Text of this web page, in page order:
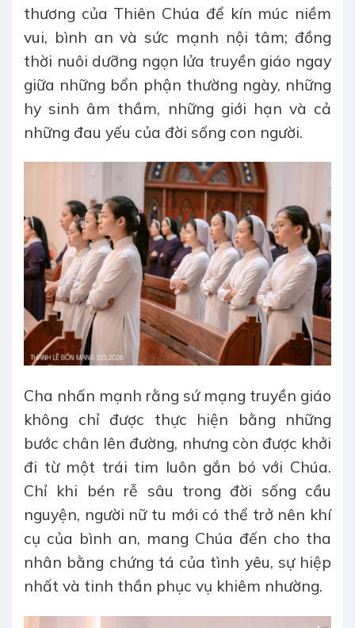
thương của Thiên Chúa để kín múc niềm
vui, bình an và sức mạnh nội tâm; đồng
thời nuôi dưỡng ngọn lửa truyền giáo ngay
giữa những bổn phận thường ngày, những
hy sinh âm thầm, những giới hạn và cả
những đau yếu của đời sống con người.
Cha nhấn mạnh rằng sứ mạng truyền giáo
không chỉ được thực hiện bằng những
bước chân lên đường, nhưng còn được khởi
đi từ một trái tim luôn gắn bó với Chúa.
Chỉ khi bén rễ sâu trong đời sống cầu
nguyện, người nữ tu mới có thể trở nên khí
cụ của bình an, mang Chúa đến cho tha
nhân bằng chứng tá của tình yêu, sự hiệp
nhất và tinh thần phục vụ khiêm nhường.